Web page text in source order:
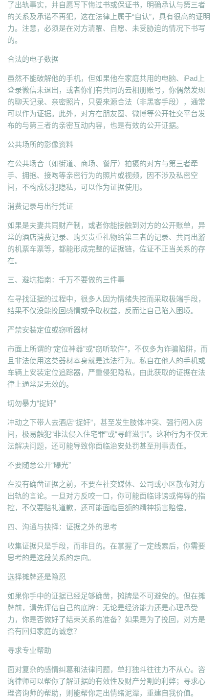
了出轨事实，并自愿写下悔过书或保证书，明确承认与第三者
的关系及承诺不再犯，这在法律上属于“自认”，具有很高的证明
力。注意，必须是在对方清醒、自愿、未受胁迫的情况下书写
的。
合法的电子数据
虽然不能破解他的手机，但如果他在家庭共用的电脑、iPad上
登录微信未退出，或者你们有共同的云相册账号，你偶然发现
的聊天记录、亲密照片，只要来源合法（非黑客手段），通常
可以作为证据。此外，对方在朋友圈、微博等公开社交平台发
布的与第三者的亲密互动内容，也是有效的公开证据。
公共场所的影像资料
在公共场合（如街道、商场、餐厅）拍摄的对方与第三者牵
手、拥抱、接吻等亲密行为的照片或视频，因不涉及私密空
间，不构成侵犯隐私，可以作为证据使用。
消费记录与出行凭证
如果是夫妻共同财产制，或者你能接触到对方的公开账单，异
常的酒店消费记录、购买贵重礼物给第三者的记录、共同出游
的机票车票等，都能形成完整的证据链，佐证不正当关系的存
在。
三、避坑指南：千万不要做的三件事
在寻找证据的过程中，很多人因为情绪失控而采取极端手段，
结果不仅没能挽回感情或争取权益，反而让自己陷入困境。
严禁安装定位或窃听器材
市面上所谓的“定位神器”或“窃听软件”，不仅多为诈骗陷阱，而
且非法使用这类器材本身就是违法行为。私自在他人的手机或
车辆上安装定位追踪器，严重侵犯隐私，由此获取的证据在法
律上通常是无效的。
切勿暴力“捉奸”
冲动之下带人去酒店“捉奸”，甚至发生肢体冲突、强行闯入房
间，极易触犯“非法侵入住宅罪”或“寻衅滋事”。这种行为不仅无
法解决问题，还可能导致你面临治安处罚甚至刑事责任。
不要随意公开“曝光”
在没有确凿证据之前，不要在社交媒体、公司或小区散布对方
出轨的言论。一旦对方反咬一口，你可能面临诽谤或侮辱的指
控，不仅要赔礼道歉，还可能面临巨额的精神损害赔偿。
四、沟通与抉择：证据之外的思考
收集证据只是手段，而非目的。在掌握了一定线索后，你需要
思考的是这段关系的走向。
选择摊牌还是隐忍
如果你手中的证据已经足够确凿，摊牌是不可避免的。但在摊
牌前，请先评估自己的底牌：无论是经济能力还是心理承受
力，你是否做好了结束关系的准备？如果是为了挽回，对方是
否有回归家庭的诚意？
寻求专业帮助
面对复杂的感情纠葛和法律问题，单打独斗往往力不从心。咨
询律师可以帮你了解证据的有效性及财产分割的利弊；寻求心
理咨询师的帮助，则能帮你走出情绪泥潭，重建自我价值。